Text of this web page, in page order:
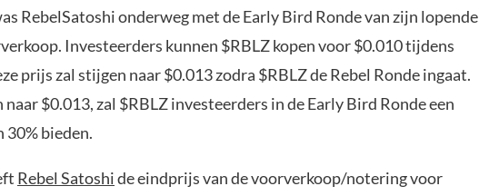
RebelSatoshi onderweg met de Early Bird Ronde van zijn lopende
Investeerders kunnen $RBLZ kopen voor $0.010 tijdens
prijs zal stijgen naar $0.013 zodra $RBLZ de Rebel Ronde ingaat.
$0.013, zal $RBLZ investeerders in de Early Bird Ronde een
30% bieden.
Rebel Satoshide eindprijs van de voorverkoop/notering voor